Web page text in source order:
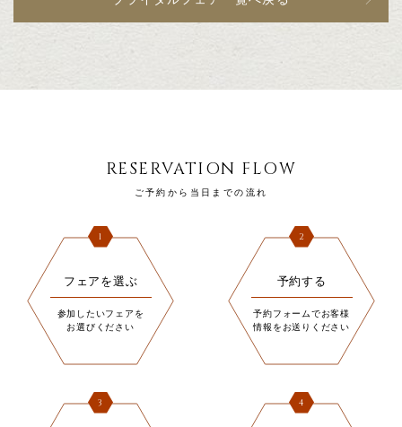
RESERVATION FLOW
ご予約から当日までの流れ
1
フェアを選ぶ
参加したいフェアを
お選びください
2
予約する
予約フォームでお客様
情報をお送りください
3 4